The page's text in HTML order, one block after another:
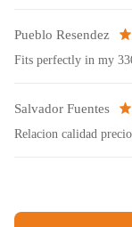
Pueblo Resendez
Fits perfectly in my
Salvador Fuentes
Relacion calidad